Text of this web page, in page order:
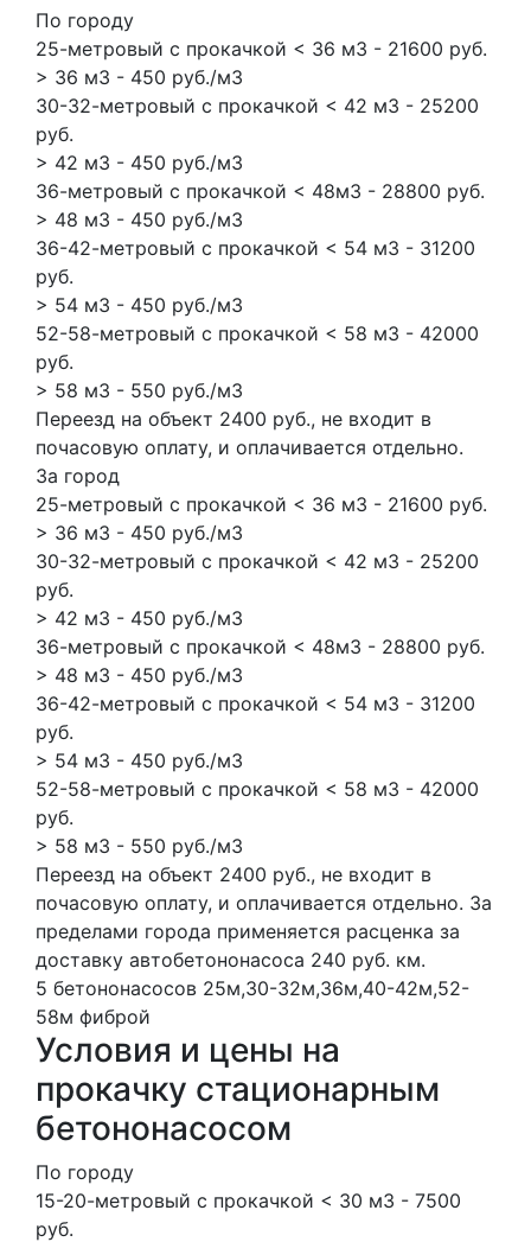
По городу
25-метровый с прокачкой < 36 м3 - 21600 руб.
> 36 м3 - 450 руб./м3
30-32-метровый с прокачкой < 42 м3 - 25200
руб.
> 42 м3 - 450 руб./м3
36-метровый с прокачкой < 48м3 - 28800 руб.
> 48 м3 - 450 руб./м3
36-42-метровый с прокачкой < 54 м3 - 31200
руб.
> 54 м3 - 450 руб./м3
52-58-метровый с прокачкой < 58 м3 - 42000
руб.
> 58 м3 - 550 руб./м3
Переезд на объект 2400 руб., не входит в
почасовую оплату, и оплачивается отдельно.
За город
25-метровый с прокачкой < 36 м3 - 21600 руб.
> 36 м3 - 450 руб./м3
30-32-метровый с прокачкой < 42 м3 - 25200
руб.
> 42 м3 - 450 руб./м3
36-метровый с прокачкой < 48м3 - 28800 руб.
> 48 м3 - 450 руб./м3
36-42-метровый с прокачкой < 54 м3 - 31200
руб.
> 54 м3 - 450 руб./м3
52-58-метровый с прокачкой < 58 м3 - 42000
руб.
> 58 м3 - 550 руб./м3
Переезд на объект 2400 руб., не входит в
почасовую оплату, и оплачивается отдельно. За
пределами города применяется расценка за
доставку автобетононасоса 240 руб. км.
5 бетононасосов 25м,30-32м,36м,40-42м,52-
58м фиброй
Условия и цены на
прокачку стационарным
бетононасосом
По городу
15-20-метровый с прокачкой < 30 м3 - 7500
руб.